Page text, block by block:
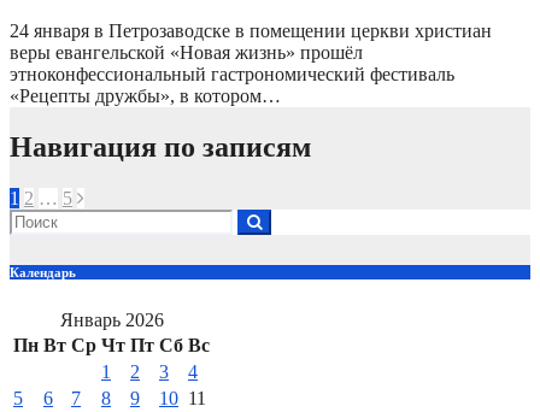
24 января в Петрозаводске в помещении церкви христиан
веры евангельской «Новая жизнь» прошёл
этноконфессиональный гастрономический фестиваль
«Рецепты дружбы», в котором…
Навигация по записям
1 2 … 5
Календарь
Январь 2026
Пн Вт Ср Чт Пт Сб Вс
1
2 3
4
5
6 7 8 9 10 11